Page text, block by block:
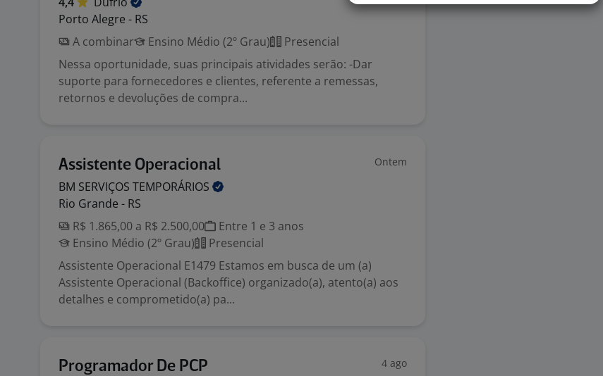
Porto Alegre - RS
A combinar
Ensino Médio (2º Grau)
Presencial
Nessa oportunidade, suas principais atividades serão: -Dar
suporte para fornecedores e clientes, referente a remessas,
retornos e devoluções de compra...
Assistente Operacional Ontem
BM SERVIÇOS TEMPORÁRIOS
Rio Grande - RS
R$ 1.865,00 a R$ 2.500,00
Entre 1 e 3 anos
Ensino Médio (2º Grau)
Presencial
Assistente Operacional E1479 Estamos em busca de um (a)
Assistente Operacional (Backoffice) organizado(a), atento(a) aos
detalhes e comprometido(a) pa...
Programador De PCP 4 ago